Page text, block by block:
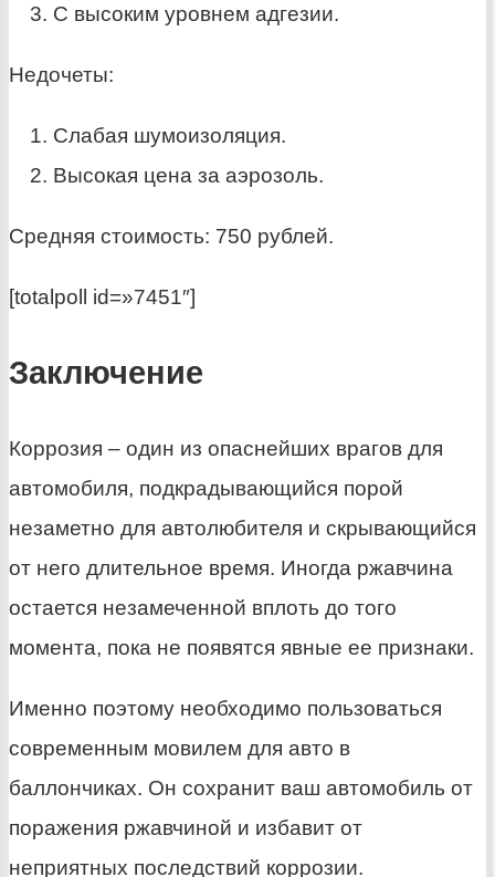
С высоким уровнем адгезии.
Недочеты:
Слабая шумоизоляция.
Высокая цена за аэрозоль.
Средняя стоимость: 750 рублей.
[totalpoll id=»7451″]
Заключение
Коррозия – один из опаснейших врагов для
автомобиля, подкрадывающийся порой
незаметно для автолюбителя и скрывающийся
от него длительное время. Иногда ржавчина
остается незамеченной вплоть до того
момента, пока не появятся явные ее признаки.
Именно поэтому необходимо пользоваться
современным мовилем для авто в
баллончиках. Он сохранит ваш автомобиль от
поражения ржавчиной и избавит от
неприятных последствий коррозии.